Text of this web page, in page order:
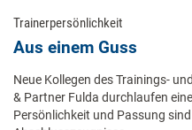
Trainerpersönlichkeit
Aus einem Guss
Neue Kollegen des Trainings-
& Partner Fulda durchlaufen
Persönlichkeit und Passung